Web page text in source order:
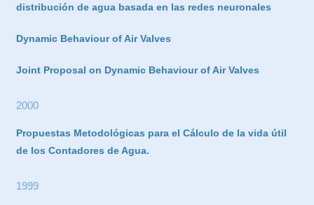
distribución de agua basada en las redes neuronales
Dynamic Behaviour of Air Valves
Joint Proposal on Dynamic Behaviour of Air Valves
2000
Propuestas Metodológicas para el Cálculo de la vida útil
de los Contadores de Agua.
1999